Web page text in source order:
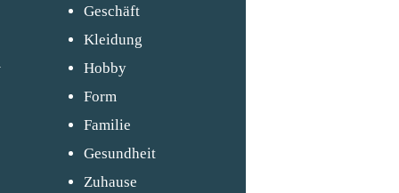
Geschäft
Kleidung
Hobby
Form
Familie
Gesundheit
Zuhause